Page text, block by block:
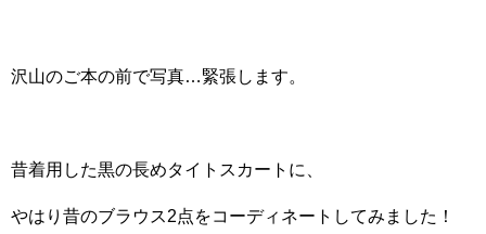
沢山のご本の前で写真…緊張します。
昔着用した黒の長めタイトスカートに、
やはり昔のブラウス2点をコーディネートしてみました！